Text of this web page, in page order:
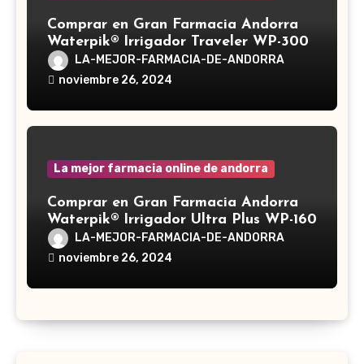
Comprar en Gran Farmacia Andorra
Waterpik® Irrigador Traveler WP-300
LA-MEJOR-FARMACIA-DE-ANDORRA
noviembre 26, 2024
La mejor farmacia online de andorra
Comprar en Gran Farmacia Andorra
Waterpik® Irrigador Ultra Plus WP-160
LA-MEJOR-FARMACIA-DE-ANDORRA
noviembre 26, 2024